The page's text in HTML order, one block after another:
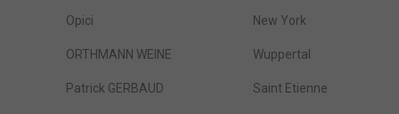
Opici New York
ORTHMANN WEINE Wuppertal
Patrick GERBAUD Saint Etienne